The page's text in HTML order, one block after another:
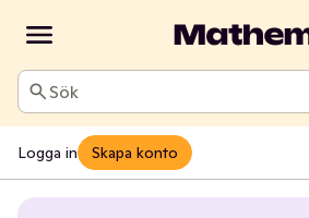
Sök
Logga in Skapa konto